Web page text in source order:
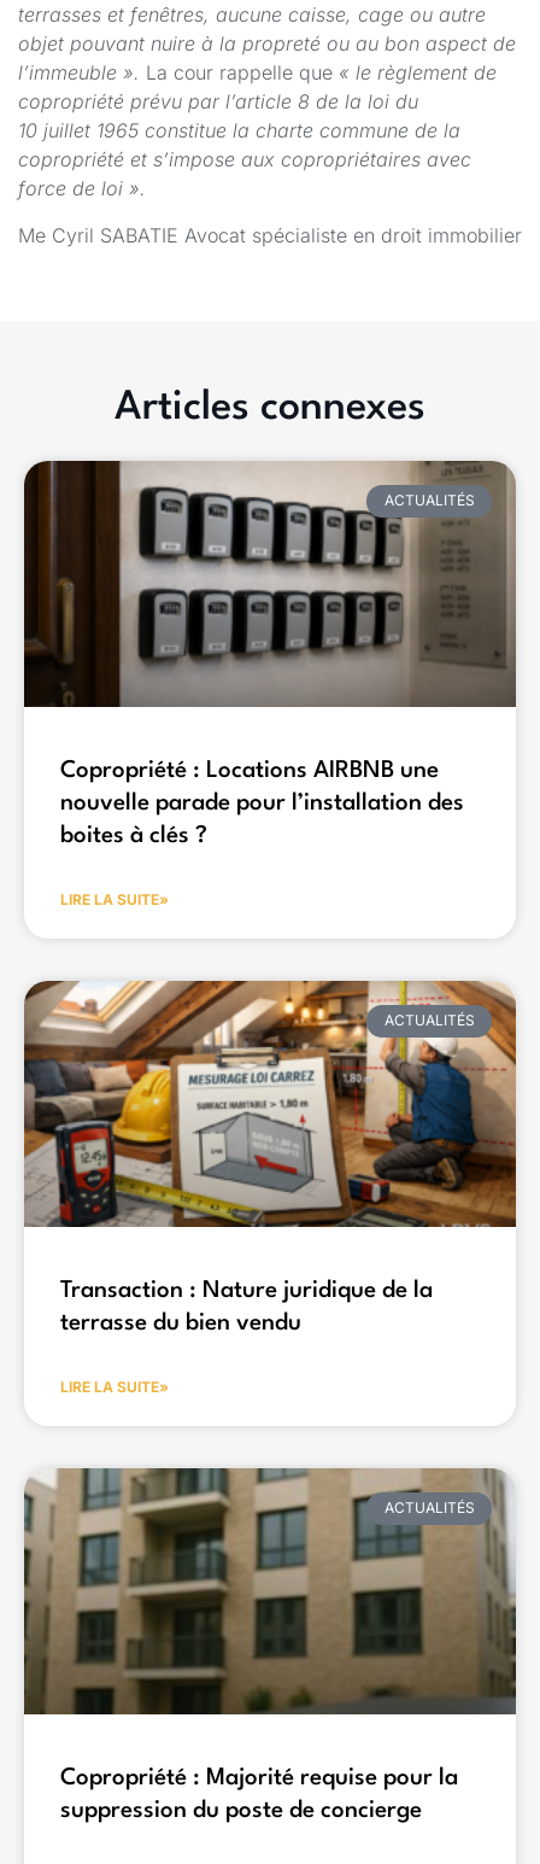
terrasses et fenêtres, aucune caisse, cage ou autre
objet pouvant nuire à la propreté ou au bon aspect de
l’immeuble ». La cour rappelle que « le règlement de
copropriété prévu par l’article 8 de la loi du
10 juillet 1965 constitue la charte commune de la
copropriété et s’impose aux copropriétaires avec
force de loi ».
Me Cyril SABATIE Avocat spécialiste en droit immobilier
Articles connexes
ACTUALITÉS
Copropriété : Locations AIRBNB une
nouvelle parade pour l’installation des
boites à clés ?
LIRE LA SUITE»
ACTUALITÉS
Transaction : Nature juridique de la
terrasse du bien vendu
LIRE LA SUITE»
ACTUALITÉS
Copropriété : Majorité requise pour la
suppression du poste de concierge